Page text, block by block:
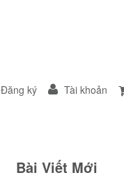
Đăng ký Tài khoản
Bài Viết Mới